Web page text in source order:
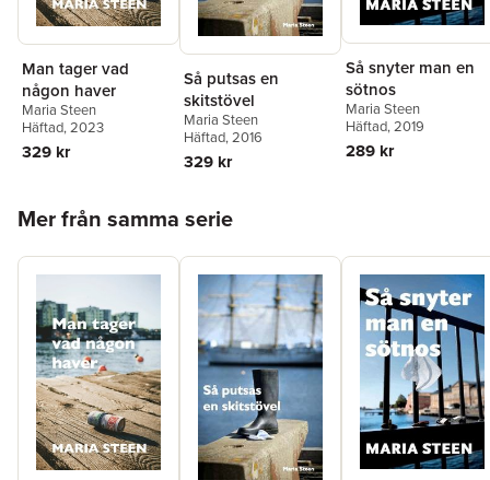
Man tager vad
någon haver
Maria Steen
Häftad, 2023
329 kr
Så putsas en
skitstövel
Maria Steen
Häftad, 2016
329 kr
Så snyter man en
sötnos
Maria Steen
Häftad, 2019
289 kr
Mer från samma serie